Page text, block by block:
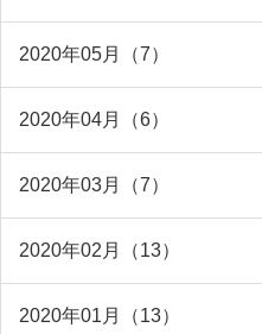
2020年05月（7）
2020年04月（6）
2020年03月（7）
2020年02月（13）
2020年01月（13）